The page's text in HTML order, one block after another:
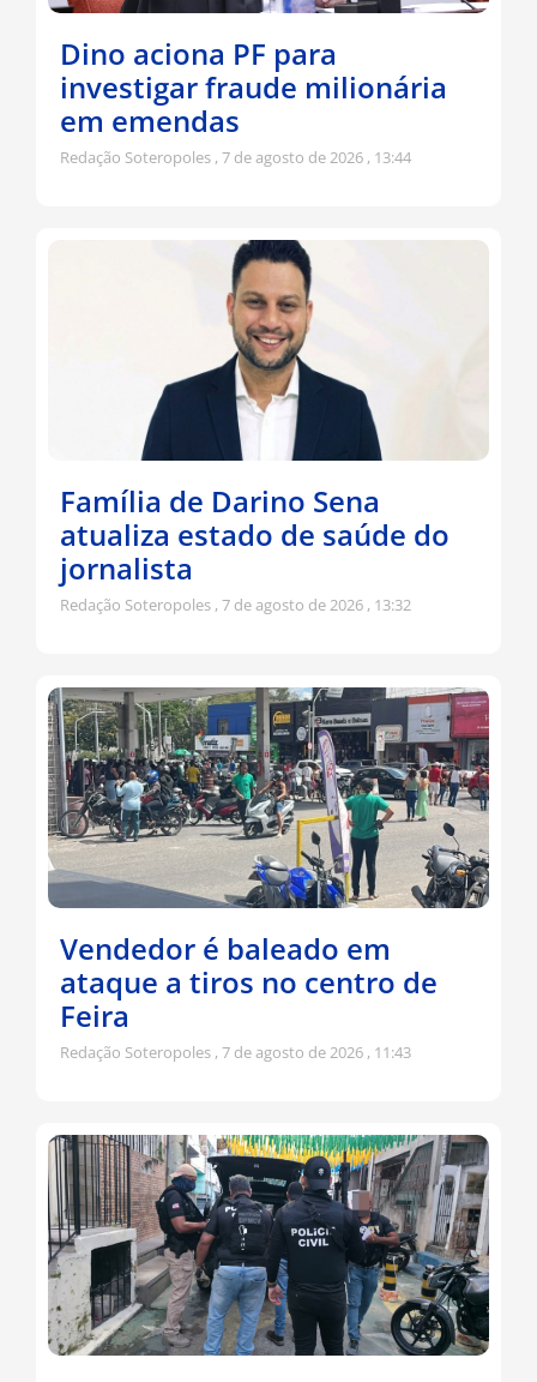
Dino aciona PF para
investigar fraude milionária
em emendas
Redação Soteropoles 7 de agosto de 2026 13:44
Família de Darino Sena
atualiza estado de saúde do
jornalista
Redação Soteropoles 7 de agosto de 2026 13:32
Vendedor é baleado em
ataque a tiros no centro de
Feira
Redação Soteropoles 7 de agosto de 2026 11:43